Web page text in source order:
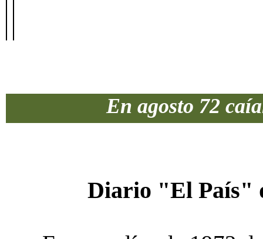
En agosto 72
Diario "El País"